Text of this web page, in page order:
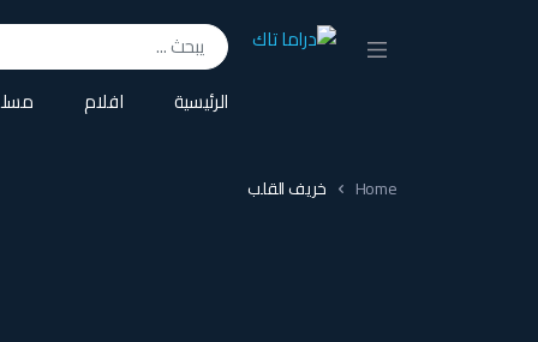
Search for:
الرئيسية
افلام
Home خريف القلب